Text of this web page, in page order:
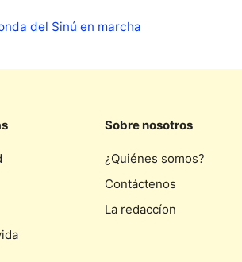
del Sinú en marcha
Sobre nosotros
¿Quiénes somos?
Contáctenos
La redaccíon